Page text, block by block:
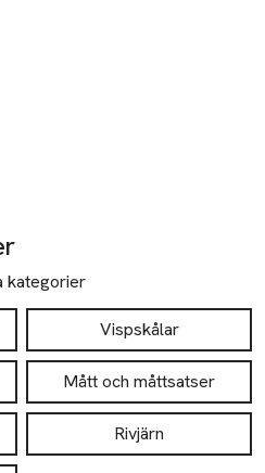
kategorier
Vispskålar
Mått och måttsatser
Rivjärn